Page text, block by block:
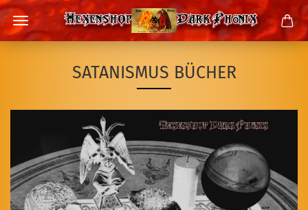
SATANISMUS BÜCHER